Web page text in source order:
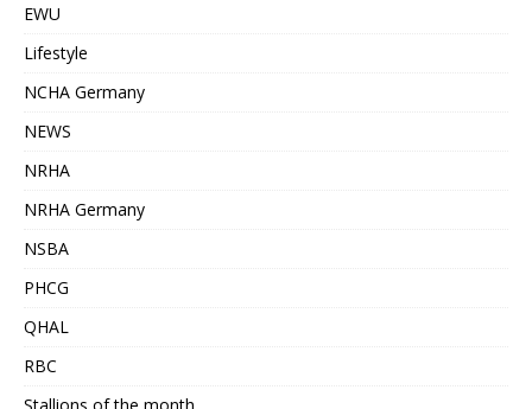
EWU
Lifestyle
NCHA Germany
NEWS
NRHA
NRHA Germany
NSBA
PHCG
QHAL
RBC
Stallions of the month